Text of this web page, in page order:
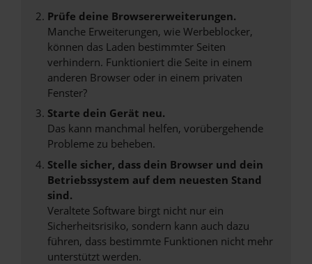
Prüfe deine Browsererweiterungen.
Manche Erweiterungen, wie Werbeblocker,
können das Laden bestimmter Seiten
verhindern. Funktioniert die Seite in einem
anderen Browser oder in einem privaten
Fenster?
Starte dein Gerät neu.
Das kann manchmal helfen, vorübergehende
Probleme zu beheben.
Stelle sicher, dass dein Browser und dein
Betriebssystem auf dem neuesten Stand
sind.
Veraltete Software birgt nicht nur ein
Sicherheitsrisiko, sondern kann auch dazu
führen, dass bestimmte Funktionen nicht mehr
unterstützt werden.